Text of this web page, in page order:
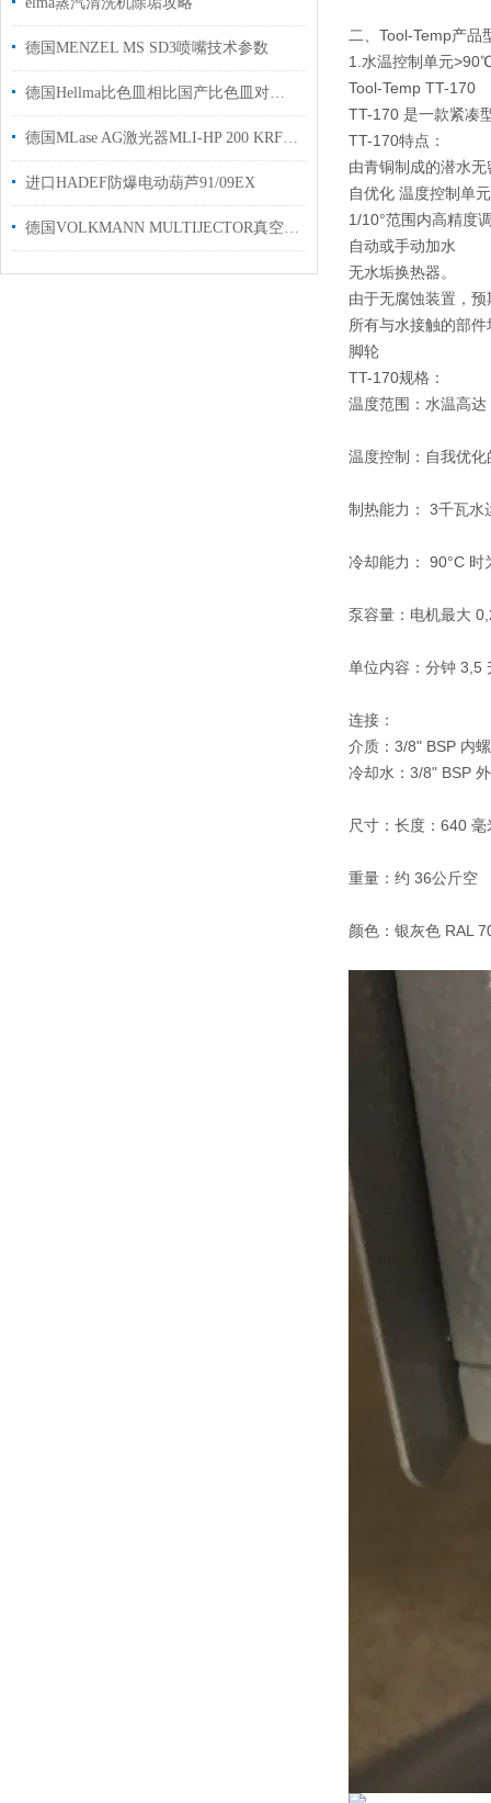
德国MENZEL MS SD3喷嘴技术参数
德国Hellma比色皿相比国产比色皿对比分析
德国MLase AG激光器MLI-HP 200 KRF-FBG用于光电材料的研发
进口HADEF防爆电动葫芦91/09EX
德国VOLKMANN MULTIJECTOR真空泵G 4500操作手册
二、Tool-Temp产品
1.水温控制单元
Tool-Temp TT-170
TT-170 是一款紧凑
TT-170特点：
由青铜制成的潜水无
自优化 温度控制单
1/10°范围内高精度
自动或手动加水
无水垢换热器。
由于无腐蚀装置，
所有与水接触的部
脚轮
TT-170规格：
温度范围：水温高达
温度控制：自我优
制热能力： 3千瓦水
冷却能力： 90°C
泵容量：电机最大
单位内容：分钟 3,5
连接：
介质：3/8" BSP 内
冷却水：3/8" BSP
尺寸：长度：640
重量：约 36公斤空
颜色：银灰色 RAL